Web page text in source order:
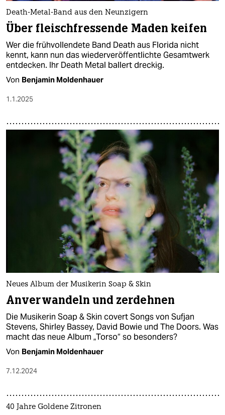
Death-Metal-Band aus den Neunzigern
Über fleischfressende Maden keifen
Wer die frühvollendete Band Death aus Florida nicht
kennt, kann nun das wiederveröffentlichte Gesamtwerk
entdecken. Ihr Death Metal ballert dreckig.
Von Benjamin Moldenhauer
1.1.2025
Neues Album der Musikerin Soap & Skin
Anverwandeln und zerdehnen
Die Musikerin Soap & Skin covert Songs von Sufjan
Stevens, Shirley Bassey, David Bowie und The Doors. Was
macht das neue Album „Torso“ so besonders?
Von Benjamin Moldenhauer
7.12.2024
40 Jahre Goldene Zitronen